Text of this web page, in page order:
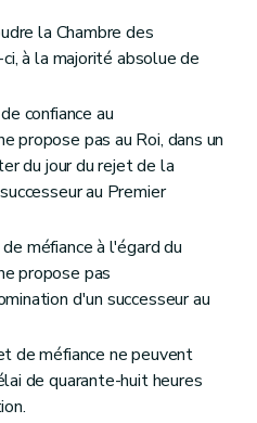
la Chambre des
à la majorité absolue de
confiance au
propose pas au Roi, dans un
du jour du rejet de la
au Premier
méfiance à l'égard du
propose pas
d'un successeur au
de méfiance ne peuvent
de quarante-huit heures